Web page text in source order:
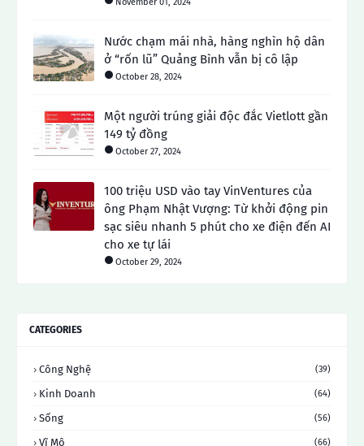
Nước chạm mái nhà, hàng nghìn hộ dân
ở “rốn lũ” Quảng Bình vẫn bị cô lập
October 28, 2024
Một người trúng giải độc đắc Vietlott gần
149 tỷ đồng
October 27, 2024
100 triệu USD vào tay VinVentures của
ông Phạm Nhật Vượng: Từ khởi động pin
sạc siêu nhanh 5 phút cho xe điện đến AI
cho xe tự lái
October 29, 2024
CATEGORIES
Công Nghệ (39)
Kinh Doanh (64)
Sống (56)
Vĩ Mô (66)